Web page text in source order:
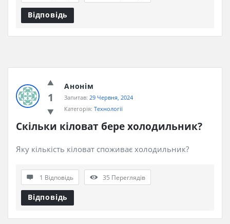
Відповідь
1
Анонім
Запитав: 29 Червня, 2024
Категорія: Технології
Скільки кіловат бере холодильник?
Яку кількість кіловат споживає холодильник?
1 Відповідь 35 Переглядів
Відповідь